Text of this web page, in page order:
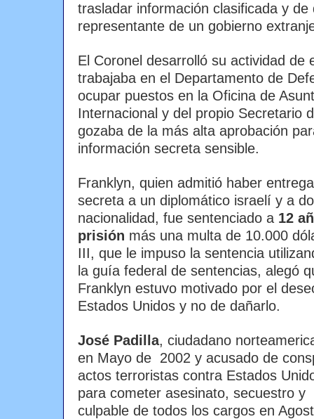
trasladar información clasificada y
representante de un gobierno
El Coronel desarrolló su actividad de
trabajaba en el Departamento de
ocupar puestos en la Oficina de
Internacional y del propio Secretario
gozaba de la más alta aprobación
información secreta sensible.
Franklyn, quien admitió haber
secreta a un diplomático israelí y a
nacionalidad, fue sentenciado a 12
prisión más una multa de 10.000
III, que le impuso la sentencia
la guía federal de sentencias, alegó
Franklyn estuvo motivado por el
Estados Unidos y no de dañarlo.
José Padilla, ciudadano
en Mayo de 2002 y acusado de
actos terroristas contra Estados
para cometer asesinato, secuestro y
culpable de todos los cargos en